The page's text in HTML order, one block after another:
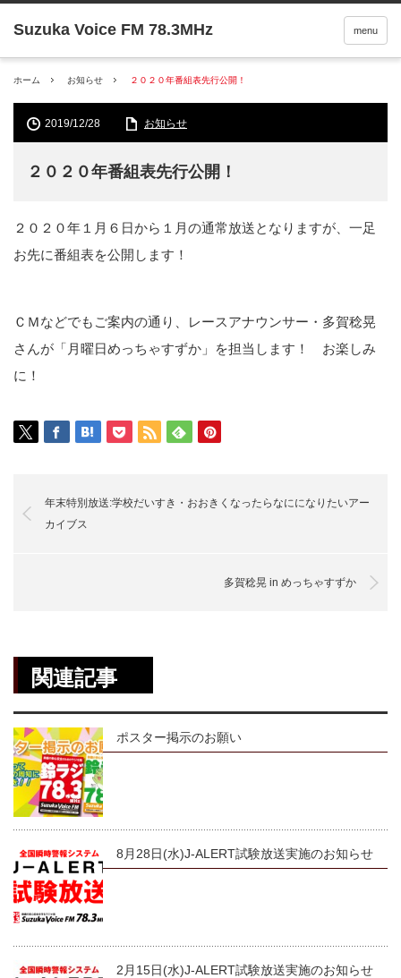
menu
ホーム お知らせ ２０２０年番組表先行公開！
2019/12/28 お知らせ
２０２０年番組表先行公開！
２０２０年１月６日から１月の通常放送となりますが、一足
お先に番組表を公開します！
ＣＭなどでもご案内の通り、レースアナウンサー・多賀稔晃
さんが「月曜日めっちゃすずか」を担当します！ お楽しみ
に！
年末特別放送:学校だいすき・おおきくなったらなにになりたいアー
カイブス
多賀稔晃 in めっちゃすずか
関連記事
ポスター掲示のお願い
8月28日(水)J-ALERT試験放送実施のお知らせ
2月15日(水)J-ALERT試験放送実施のお知らせ